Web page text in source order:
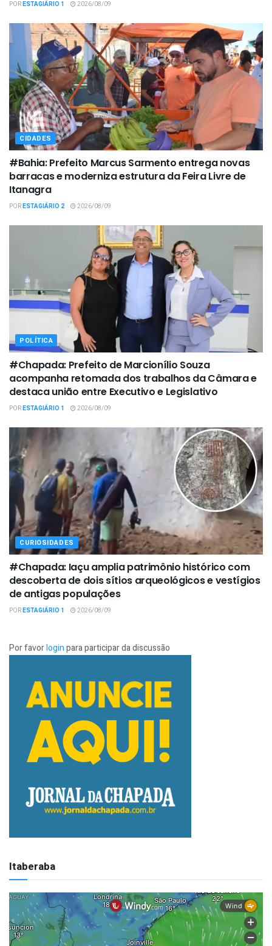
PORESTAGIÁRIO 1 2026/08/09
CIDADES
#Bahia: Prefeito Marcus Sarmento entrega novas
barracas e moderniza estrutura da Feira Livre de
Itanagra
PORESTAGIÁRIO 2 2026/08/09
POLÍTICA
#Chapada: Prefeito de Marcionílio Souza
acompanha retomada dos trabalhos da Câmara e
destaca união entre Executivo e Legislativo
PORESTAGIÁRIO 1 2026/08/09
CURIOSIDADES
#Chapada: Iaçu amplia patrimônio histórico com
descoberta de dois sítios arqueológicos e vestígios
de antigas populações
PORESTAGIÁRIO 1 2026/08/09
Por favorloginpara participar da discussão
Itaberaba